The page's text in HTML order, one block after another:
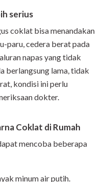
serius
coklat bisa menandakan
paru, cedera berat pada
napas yang tidak
berlangsung lama, tidak
kondisi ini perlu
dokter.
Coklat di Rumah
mencoba beberapa
minum air putih.